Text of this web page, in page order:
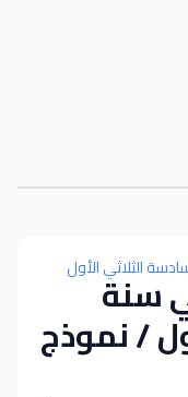
الثلاثي الأول
سنة
/ نموذج